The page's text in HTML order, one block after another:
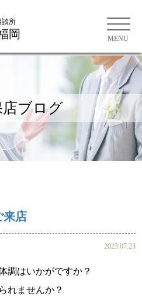
活結婚相談所
談所
岡
ブログ
来店
2023.07.23
調はいかがですか？
れませんか？